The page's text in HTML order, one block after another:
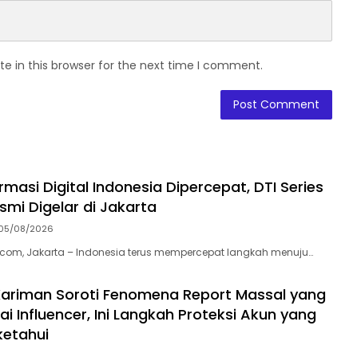
in this browser for the next time I comment.
Digital Indonesia Dipercepat, DTI Series
Digelar di Jakarta
08/2026
Jakarta – Indonesia terus mempercepat langkah menuju…
Soroti Fenomena Report Massal yang
Influencer, Ini Langkah Proteksi Akun yang